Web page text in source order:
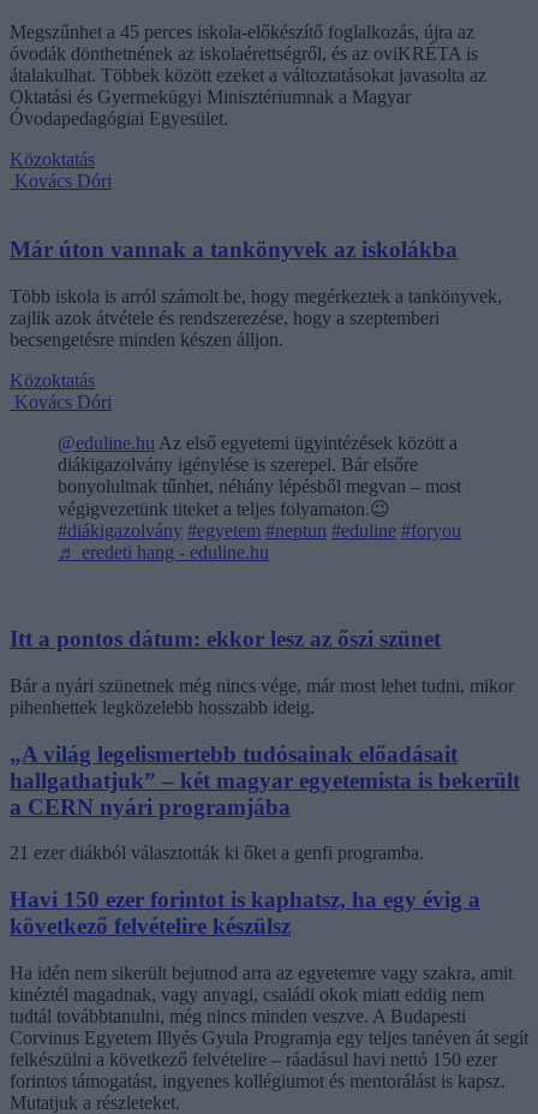
Megszűnhet a 45 perces iskola-előkészítő foglalkozás, újra az
óvodák dönthetnének az iskolaérettségről, és az oviKRÉTA is
átalakulhat. Többek között ezeket a változtatásokat javasolta az
Oktatási és Gyermekügyi Minisztériumnak a Magyar
Óvodapedagógiai Egyesület.
Közoktatás
Kovács Dóri
Már úton vannak a tankönyvek az iskolákba
Több iskola is arról számolt be, hogy megérkeztek a tankönyvek,
zajlik azok átvétele és rendszerezése, hogy a szeptemberi
becsengetésre minden készen álljon.
Közoktatás
Kovács Dóri
@eduline.hu Az első egyetemi ügyintézések között a
diákigazolvány igénylése is szerepel. Bár elsőre
bonyolultnak tűnhet, néhány lépésből megvan – most
végigvezetünk titeket a teljes folyamaton.😉
#diákigazolvány #egyetem #neptun #eduline #foryou
♬ eredeti hang - eduline.hu
Itt a pontos dátum: ekkor lesz az őszi szünet
Bár a nyári szünetnek még nincs vége, már most lehet tudni, mikor
pihenhettek legközelebb hosszabb ideig.
„A világ legelismertebb tudósainak előadásait
hallgathatjuk” – két magyar egyetemista is bekerült
a CERN nyári programjába
21 ezer diákból választották ki őket a genfi programba.
Havi 150 ezer forintot is kaphatsz, ha egy évig a
következő felvételire készülsz
Ha idén nem sikerült bejutnod arra az egyetemre vagy szakra, amit
kinéztél magadnak, vagy anyagi, családi okok miatt eddig nem
tudtál továbbtanulni, még nincs minden veszve. A Budapesti
Corvinus Egyetem Illyés Gyula Programja egy teljes tanéven át segít
felkészülni a következő felvételire – ráadásul havi nettó 150 ezer
forintos támogatást, ingyenes kollégiumot és mentorálást is kapsz.
Mutatjuk a részleteket.